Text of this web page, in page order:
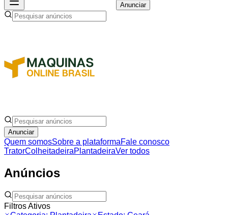
Anunciar
Anunciar
Quem somosSobre a plataformaFale conosco
TratorColheitadeiraPlantadeiraVer todos
Anúncios
Filtros Ativos